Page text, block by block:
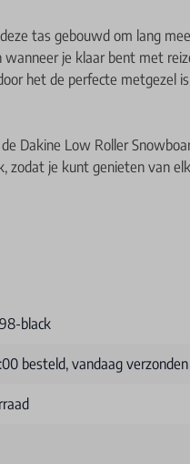
tas gebouwd om lang
je klaar bent met
het de perfecte metgezel
Dakine Low Roller
zodat je kunt genieten van
black
besteld, vandaag verzonden